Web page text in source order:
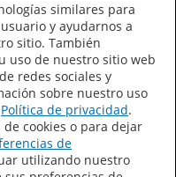
Mapa del sitio
similares para
y ayudarnos a
sitio. También
uso de nuestro sitio web
redes sociales y
sobre nuestro uso
Política de privacidad.
cookies o para dejar
de
utilizando nuestro